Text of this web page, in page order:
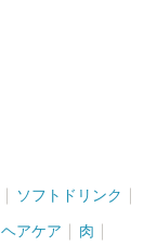
ソフトドリンク
ヘアケア 肉